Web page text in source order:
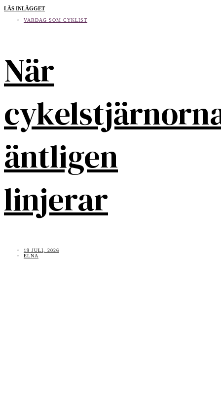
LÄS INLÄGGET
VARDAG SOM CYKLIST
När
äntligen
linjerar
19 JULI, 2026
ELNA